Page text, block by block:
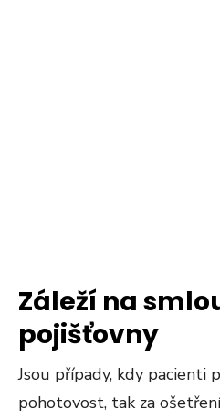
Záleží na
pojišťovny
Jsou případy, kdy pacienti
pohotovost, tak za